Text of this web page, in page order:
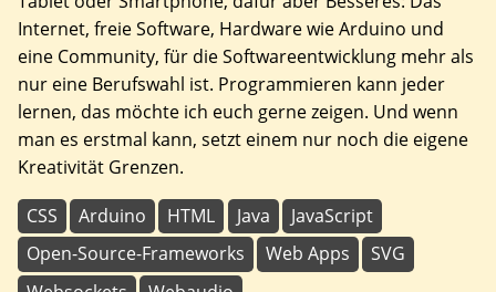
Internet, freie Software, Hardware wie Arduino und
eine Community, für die Softwareentwicklung mehr als
nur eine Berufswahl ist. Programmieren kann jeder
lernen, das möchte ich euch gerne zeigen. Und wenn
man es erstmal kann, setzt einem nur noch die eigene
Kreativität Grenzen.
CSS Arduino HTML Java
JavaScript
Open-Source-Frameworks
Web Apps
SVG